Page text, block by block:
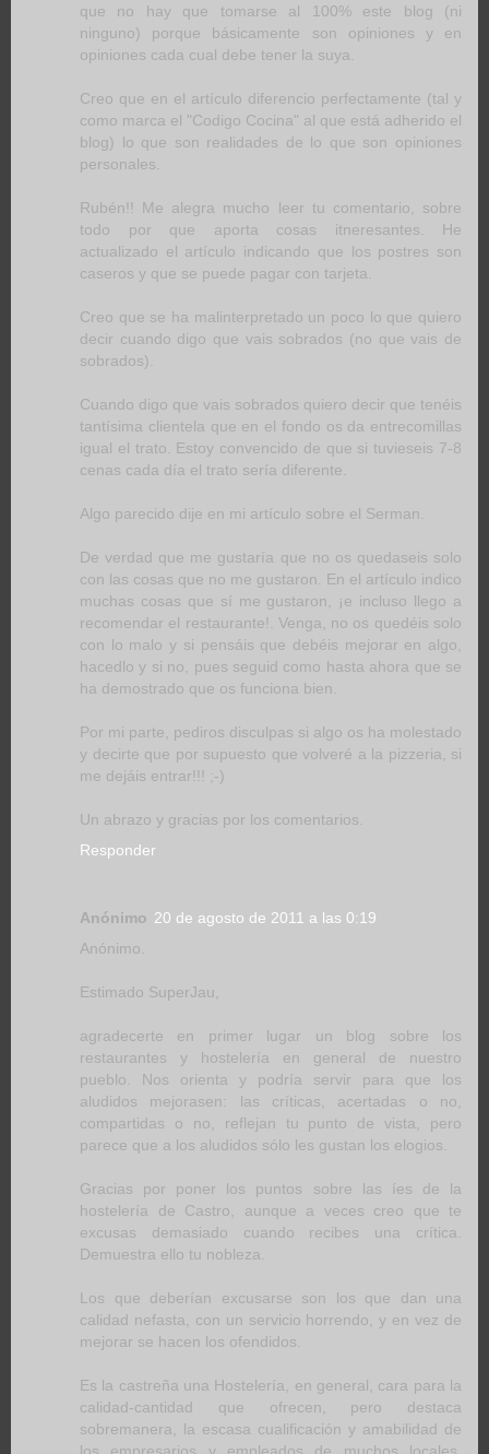
que no hay que tomarse al 100% este blog (ni
ninguno) porque básicamente son opiniones y en
opiniones cada cual debe tener la suya.
Creo que en el artículo diferencio perfectamente (tal y
como marca el "Codigo Cocina" al que está adherido el
blog) lo que son realidades de lo que son opiniones
personales.
Rubén!! Me alegra mucho leer tu comentario, sobre
todo por que aporta cosas itneresantes. He
actualizado el artículo indicando que los postres son
caseros y que se puede pagar con tarjeta.
Creo que se ha malinterpretado un poco lo que quiero
decir cuando digo que vais sobrados (no que vais de
sobrados).
Cuando digo que vais sobrados quiero decir que tenéis
tantísima clientela que en el fondo os da entrecomillas
igual el trato. Estoy convencido de que si tuvieseis 7-8
cenas cada día el trato sería diferente.
Algo parecido dije en mi artículo sobre el Serman.
De verdad que me gustaría que no os quedaseis solo
con las cosas que no me gustaron. En el artículo indico
muchas cosas que sí me gustaron, ¡e incluso llego a
recomendar el restaurante!. Venga, no os quedéis solo
con lo malo y si pensáis que debéis mejorar en algo,
hacedlo y si no, pues seguid como hasta ahora que se
ha demostrado que os funciona bien.
Por mi parte, pediros disculpas si algo os ha molestado
y decirte que por supuesto que volveré a la pizzeria, si
me dejáis entrar!!! ;-)
Un abrazo y gracias por los comentarios.
Responder
Anónimo 20 de agosto de 2011 a las 0:19
Anónimo.
Estimado SuperJau,
agradecerte en primer lugar un blog sobre los
restaurantes y hostelería en general de nuestro
pueblo. Nos orienta y podría servir para que los
aludidos mejorasen: las críticas, acertadas o no,
compartidas o no, reflejan tu punto de vista, pero
parece que a los aludidos sólo les gustan los elogios.
Gracias por poner los puntos sobre las íes de la
hostelería de Castro, aunque a veces creo que te
excusas demasiado cuando recibes una crítica.
Demuestra ello tu nobleza.
Los que deberían excusarse son los que dan una
calidad nefasta, con un servicio horrendo, y en vez de
mejorar se hacen los ofendidos.
Es la castreña una Hostelería, en general, cara para la
calidad-cantidad que ofrecen, pero destaca
sobremanera, la escasa cualificación y amabilidad de